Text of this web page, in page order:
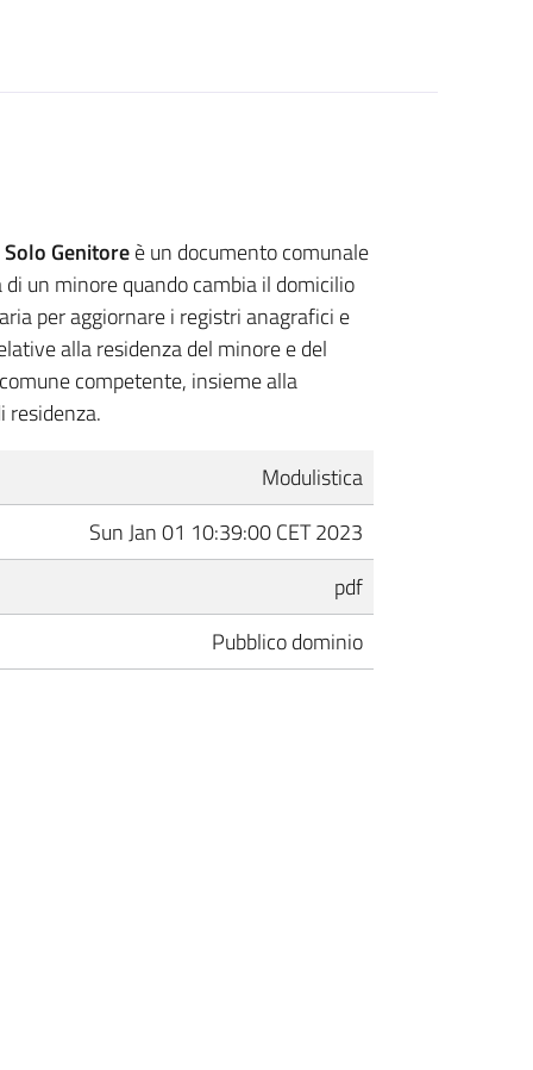
Genitoreè un documento comunale
un minore quando cambia il domicilio
per aggiornare i registri anagrafici e
alla residenza del minore e del
competente, insieme alla
residenza.
Modulistica
Sun Jan 01 10:39:00 CET 2023
pdf
Pubblico dominio